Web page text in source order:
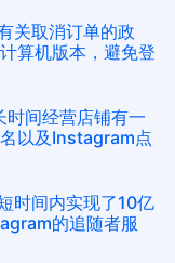
关取消订单的政
算机版本，避免登
间经营店铺有一
以及Instagram点
时间内实现了10亿
的追随者服